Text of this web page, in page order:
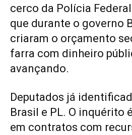
cerco da Polícia
que durante o governo
criaram o orçamento
farra com dinheiro
avançando.
Deputados já
Brasil e PL. O inquérito
em contratos com